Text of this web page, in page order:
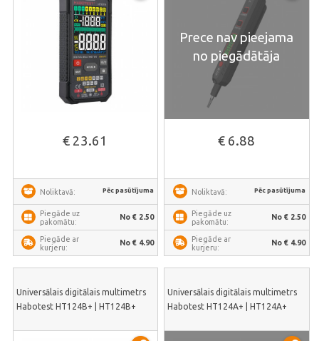
€ 23.61
Noliktavā: Pēc pasūtījuma
Piegāde uz
pakomātu:
No € 2.50
Piegāde ar
kurjeru:
No € 4.90
Prece nav pieejama
no piegādātāja
€ 6.88
Noliktavā: Pēc pasūtījuma
Piegāde uz
pakomātu:
No € 2.50
Piegāde ar
kurjeru:
No € 4.90
Universālais digitālais multimetrs
Habotest HT124B+ | HT124B+
Universālais digitālais multimetrs
Habotest HT124A+ | HT124A+